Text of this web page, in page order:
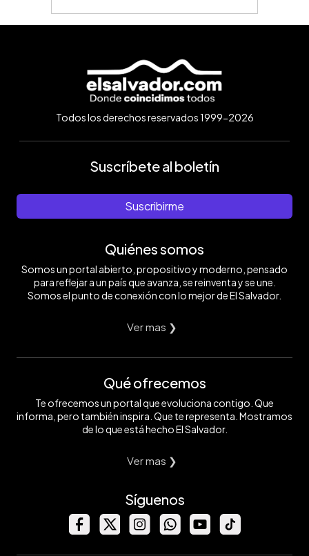
Todos los derechos reservados 1999-2026
Suscríbete al boletín
Suscribirme
Quiénes somos
Somos un portal abierto, propositivo y moderno, pensado
para reflejar a un país que avanza, se reinventa y se une.
Somos el punto de conexión con lo mejor de El Salvador.
Ver mas ❯
Qué ofrecemos
Te ofrecemos un portal que evoluciona contigo. Que
informa, pero también inspira. Que te representa. Mostramos
de lo que está hecho El Salvador.
Ver mas ❯
Síguenos